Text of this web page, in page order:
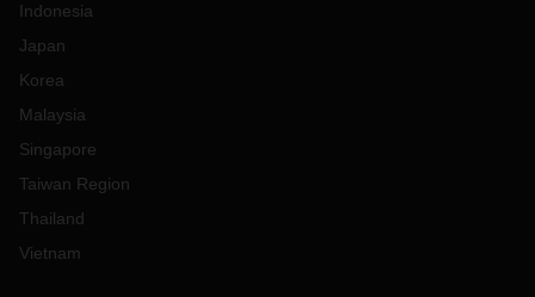
Indonesia
Japan
Korea
Malaysia
Singapore
Taiwan Region
Thailand
Vietnam